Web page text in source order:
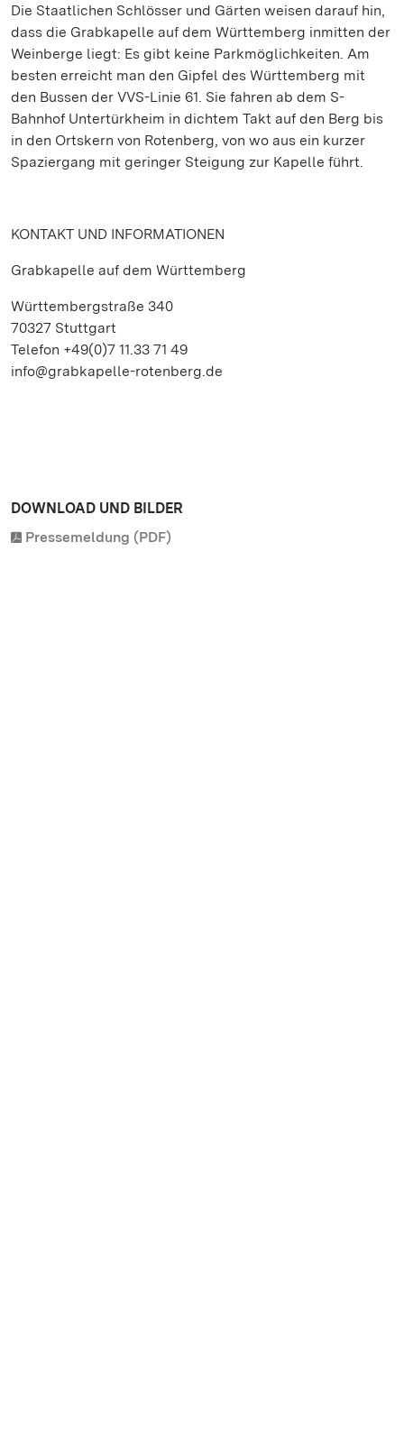
Die Staatlichen Schlösser und Gärten weisen darauf hin,
dass die Grabkapelle auf dem Württemberg inmitten der
Weinberge liegt: Es gibt keine Parkmöglichkeiten. Am
besten erreicht man den Gipfel des Württemberg mit
den Bussen der VVS-Linie 61. Sie fahren ab dem S-
Bahnhof Untertürkheim in dichtem Takt auf den Berg bis
in den Ortskern von Rotenberg, von wo aus ein kurzer
Spaziergang mit geringer Steigung zur Kapelle führt.
KONTAKT UND INFORMATIONEN
Grabkapelle auf dem Württemberg
Württembergstraße 340
70327 Stuttgart
Telefon +49(0)7 11.33 71 49
info@grabkapelle-rotenberg.de
DOWNLOAD UND BILDER
Pressemeldung (PDF)